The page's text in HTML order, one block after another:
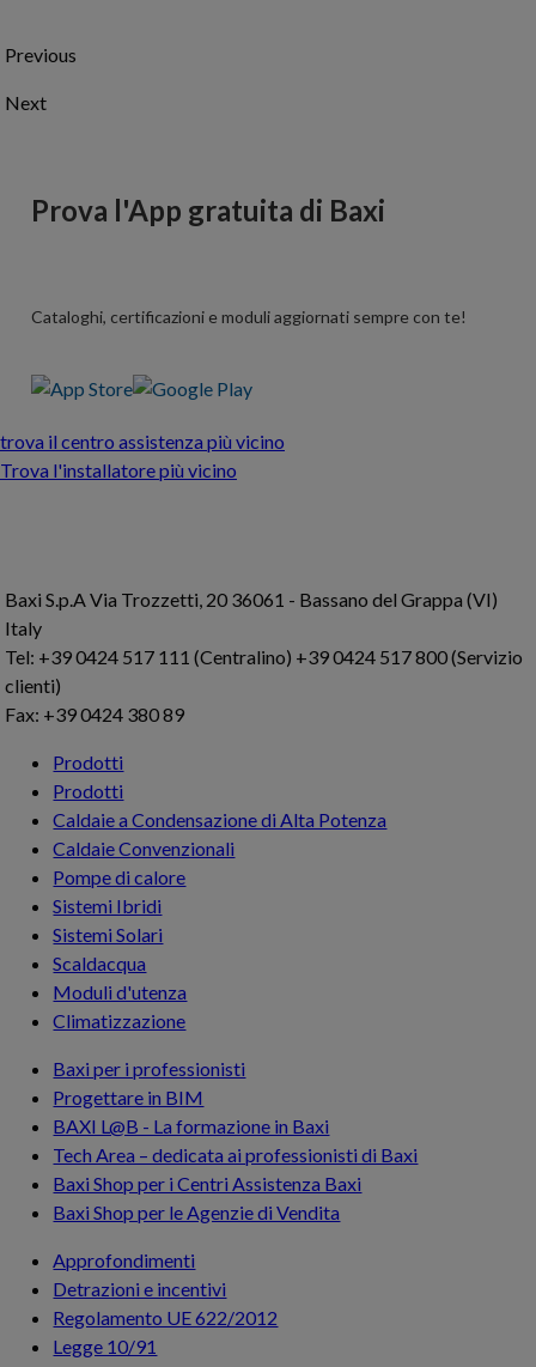
Previous
Next
Prova l'App gratuita di Baxi
Cataloghi, certificazioni e moduli aggiornati sempre con te!
trova il centro assistenza più vicino
Trova l'installatore più vicino
Baxi S.p.AVia Trozzetti, 20 36061 - Bassano del Grappa (VI)
Italy
Tel: +39 0424 517 111 (Centralino) +39 0424 517 800 (Servizio
clienti)
Fax: +39 0424 380 89
Prodotti
Prodotti
Caldaie a Condensazione di Alta Potenza
Caldaie Convenzionali
Pompe di calore
Sistemi Ibridi
Sistemi Solari
Scaldacqua
Moduli d'utenza
Climatizzazione
Baxi per i professionisti
Progettare in BIM
BAXI L@B - La formazione in Baxi
Tech Area – dedicata ai professionisti di Baxi
Baxi Shop per i Centri Assistenza Baxi
Baxi Shop per le Agenzie di Vendita
Approfondimenti
Detrazioni e incentivi
Regolamento UE 622/2012
Legge 10/91